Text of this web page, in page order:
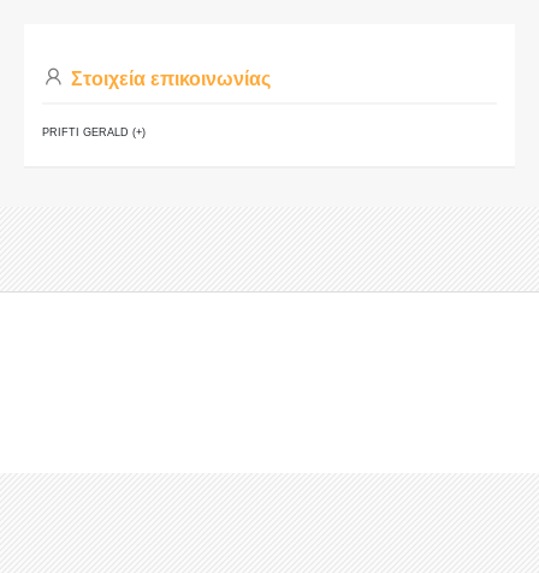
Στοιχεία επικοινωνίας
PRIFTI GERALD (+)